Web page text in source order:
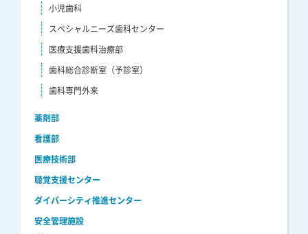
小児歯科
スペシャルニーズ歯科センター
医療支援歯科治療部
歯科総合診断室（予診室）
歯科専門外来
薬剤部
看護部
医療技術部
聴覚支援センター
ダイバーシティ推進センター
安全管理施設